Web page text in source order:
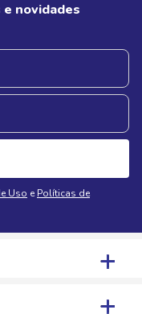
e novidades
Uso e Políticas de